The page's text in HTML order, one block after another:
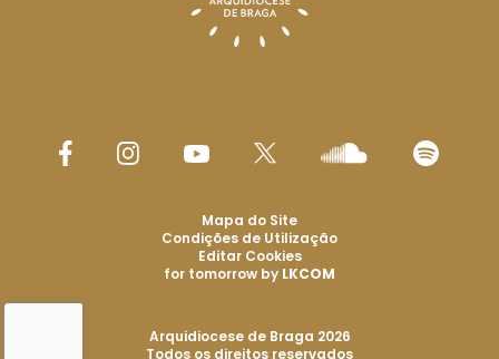
Arquidiocese de Braga 2026
Todos os direitos reservados
Mapa do Site
Condições de Utilização
Editar Cookies
for tomorrow by LKCOM